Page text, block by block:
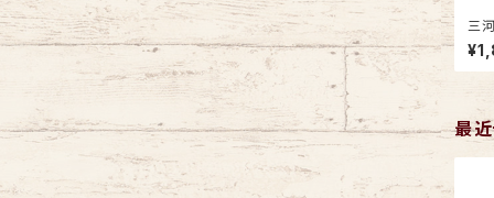
三
最